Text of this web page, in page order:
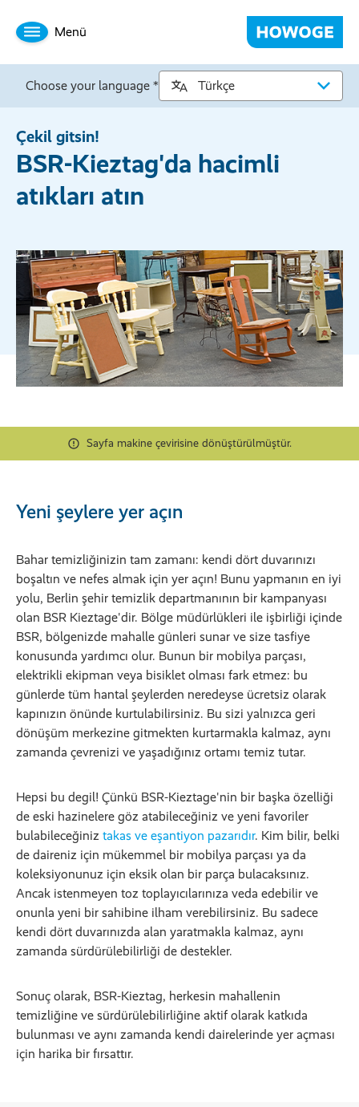
Menü
Choose your language *
Çekil gitsin!
BSR-Kieztag'da hacimli
atıkları atın
Sayfa makine çevirisine dönüştürülmüştür.
Yeni şeylere yer açın
Bahar temizliğinizin tam zamanı: kendi dört duvarınızı
boşaltın ve nefes almak için yer açın! Bunu yapmanın en iyi
yolu, Berlin şehir temizlik departmanının bir kampanyası
olan BSR Kieztage'dir. Bölge müdürlükleri ile işbirliği içinde
BSR, bölgenizde mahalle günleri sunar ve size tasfiye
konusunda yardımcı olur. Bunun bir mobilya parçası,
elektrikli ekipman veya bisiklet olması fark etmez: bu
günlerde tüm hantal şeylerden neredeyse ücretsiz olarak
kapınızın önünde kurtulabilirsiniz. Bu sizi yalnızca geri
dönüşüm merkezine gitmekten kurtarmakla kalmaz, aynı
zamanda çevrenizi ve yaşadığınız ortamı temiz tutar.
Hepsi bu degil! Çünkü BSR-Kieztage'nin bir başka özelliği
de eski hazinelere göz atabileceğiniz ve yeni favoriler
bulabileceğiniz takas ve eşantiyon pazarıdır. Kim bilir, belki
de daireniz için mükemmel bir mobilya parçası ya da
koleksiyonunuz için eksik olan bir parça bulacaksınız.
Ancak istenmeyen toz toplayıcılarınıza veda edebilir ve
onunla yeni bir sahibine ilham verebilirsiniz. Bu sadece
kendi dört duvarınızda alan yaratmakla kalmaz, aynı
zamanda sürdürülebilirliği de destekler.
Sonuç olarak, BSR-Kieztag, herkesin mahallenin
temizliğine ve sürdürülebilirliğine aktif olarak katkıda
bulunması ve aynı zamanda kendi dairelerinde yer açması
için harika bir fırsattır.